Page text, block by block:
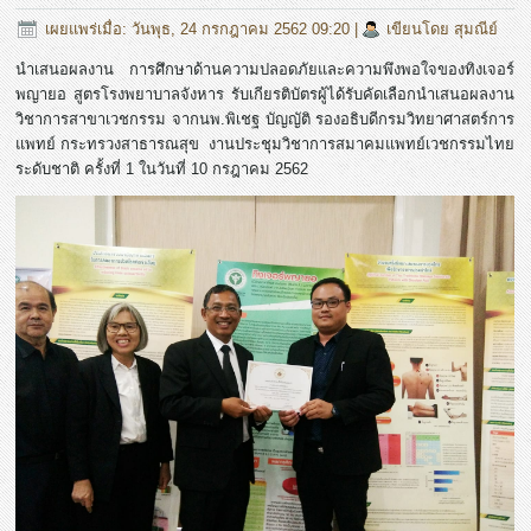
เผยแพร่เมื่อ: วันพุธ, 24 กรกฎาคม 2562 09:20| เขียนโดย สุมณีย์
นำเสนอผลงาน การศึกษาด้านความปลอดภัยและความพึงพอใจของทิงเจอร์
พญายอ สูตรโรงพยาบาลจังหาร รับเกียรติบัตรผู้ได้รับคัดเลือกนำเสนอผลงาน
วิชาการสาขาเวชกรรม จากนพ.พิเชฐ บัญญัติ รองอธิบดีกรมวิทยาศาสตร์การ
แพทย์ กระทรวงสาธารณสุข งานประชุมวิชาการสมาคมแพทย์เวชกรรมไทย
ระดับชาติ ครั้งที่ 1 ในวันที่ 10 กรฎาคม 2562